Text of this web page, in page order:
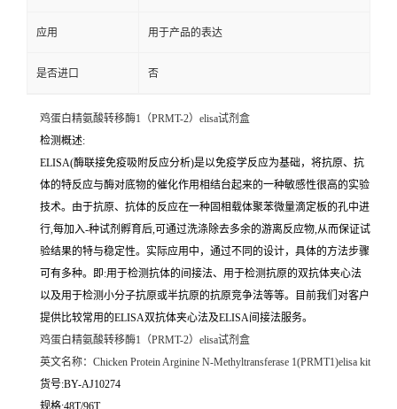
应用 用于产品的表达
是否进口 否
鸡蛋白精氨酸转移酶1（PRMT-2）elisa试剂盒
检测概述:
ELISA(酶联接免疫吸附反应分析)是以免疫学反应为基础，将抗原、抗
体的特反应与酶对底物的催化作用相结台起来的一种敏感性很高的实验
技术。由于抗原、抗体的反应在一种固相载体聚苯微量滴定板的孔中进
行,每加入-种试剂孵育后,可通过洗涤除去多余的游离反应物,从而保证试
验结果的特与稳定性。实际应用中，通过不同的设计，具体的方法步骤
可有多种。即:用于检测抗体的间接法、用于检测抗原的双抗体夹心法
以及用于检测小分子抗原或半抗原的抗原竞争法等等。目前我们对客户
提供比较常用的ELISA双抗体夹心法及ELISA间接法服务。
鸡蛋白精氨酸转移酶1（PRMT-2）elisa试剂盒
英文名称： Chicken Protein Arginine N-Methyltransferase 1(PRMT1)elisa kit
货号:BY-AJ10274